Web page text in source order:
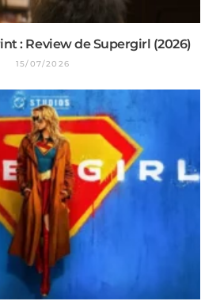
: Review de Supergirl (2026)
15/07/2026